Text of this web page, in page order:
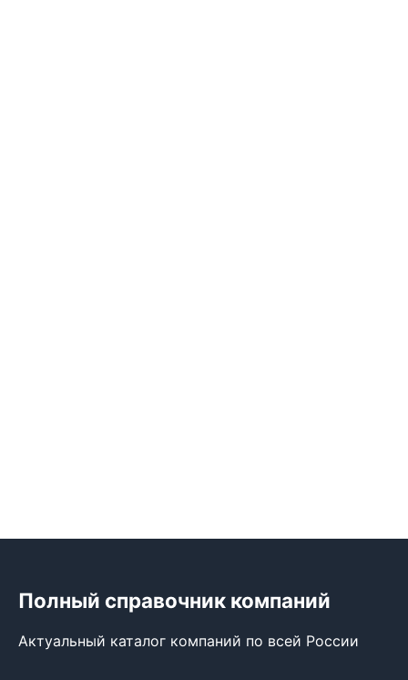
Полный справочник компаний
Актуальный каталог компаний по всей России